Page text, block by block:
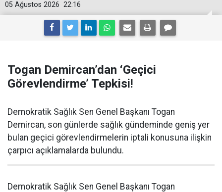
22:16
05 Ağustos 2026
Togan Demircan’dan ‘Geçici
Görevlendirme’ Tepkisi!
Demokratik Sağlık Sen Genel Başkanı Togan
Demircan, son günlerde sağlık gündeminde geniş yer
bulan geçici görevlendirmelerin iptali konusuna ilişkin
çarpıcı açıklamalarda bulundu.
Demokratik Sağlık Sen Genel Başkanı Togan